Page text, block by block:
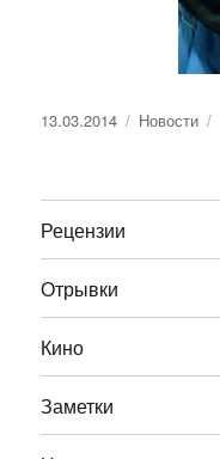
Опубликовано
13.03.2014 Рубрики
Новости
Рецензии
Отрывки
Кино
Заметки